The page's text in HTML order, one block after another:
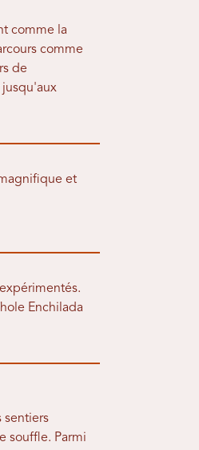
comme la
comme
de
et
Enchilada
sentiers
souffle. Parmi